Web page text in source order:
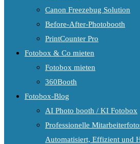
Canon Freezebug Solution
Before-After-Photobooth
PrintCounter Pro
Fotobox & Co mieten
Fotobox mieten
360Booth
Fotobox-Blog
AI Photo booth / KI Fotobox
Professionelle
Automatisiert, Effizient und